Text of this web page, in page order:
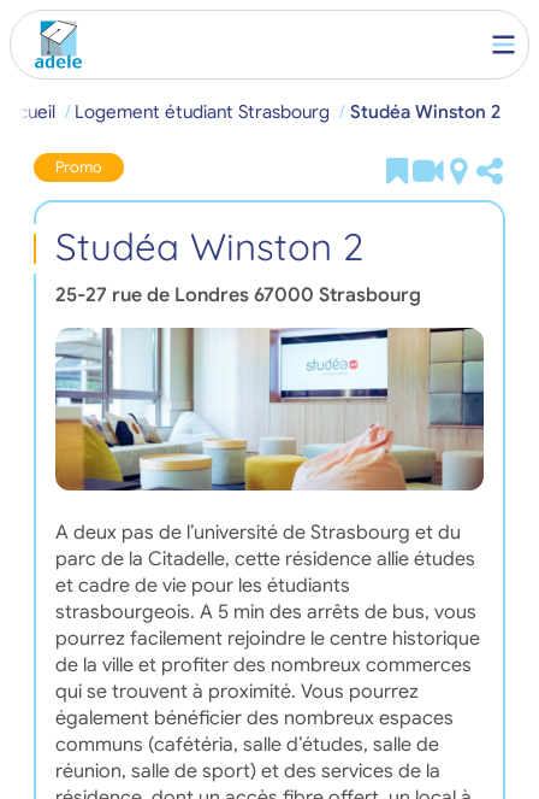
Logement étudiant Strasbourg Studéa Winston 2
Promo
Studéa Winston 2
25-27 rue de Londres 67000 Strasbourg
A deux pas de l’université de Strasbourg et du
parc de la Citadelle, cette résidence allie études
et cadre de vie pour les étudiants
strasbourgeois. A 5 min des arrêts de bus, vous
pourrez facilement rejoindre le centre historique
de la ville et profiter des nombreux commerces
qui se trouvent à proximité. Vous pourrez
également bénéficier des nombreux espaces
communs (cafétéria, salle d’études, salle de
réunion, salle de sport) et des services de la